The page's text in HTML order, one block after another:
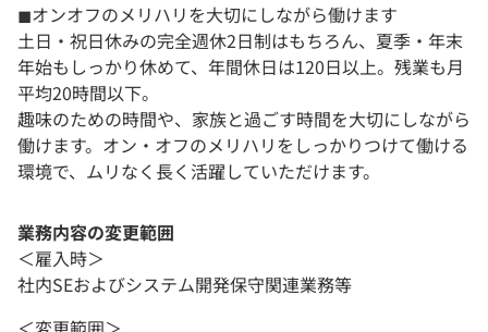
◼︎オンオフのメリハリを大切にしながら働けます
土日・祝日休みの完全週休2日制はもちろん、夏季・年末
年始もしっかり休めて、年間休日は120日以上。残業も月
平均20時間以下。
趣味のための時間や、家族と過ごす時間を大切にしながら
働けます。オン・オフのメリハリをしっかりつけて働ける
環境で、ムリなく長く活躍していただけます。
業務内容の変更範囲
＜雇入時＞
社内SEおよびシステム開発保守関連業務等